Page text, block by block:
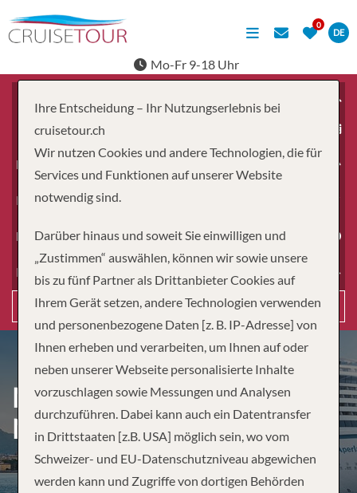
DE
Mo-Fr 9-18 Uhr
Erwachsene
Kinder
Dauer
Reiseart
Suchen
METROPOLEN &
NORWEGEN AB HAMBURG
Ihre Entscheidung – Ihr Nutzungserlebnis bei
cruisetour.ch
Wir nutzen Cookies und andere Technologien, die für
Services und Funktionen auf unserer Website
notwendig sind.
Darüber hinaus und soweit Sie einwilligen und
„Zustimmen“ auswählen, können wir sowie unsere
bis zu fünf Partner als Drittanbieter Cookies auf
Ihrem Gerät setzen, andere Technologien verwenden
und personenbezogene Daten [z. B. IP-Adresse] von
Ihnen erheben und verarbeiten, um Ihnen auf oder
neben unserer Webseite personalisierte Inhalte
vorzuschlagen sowie Messungen und Analysen
durchzuführen. Dabei kann auch ein Datentransfer
in Drittstaaten [z.B. USA] möglich sein, wo vom
Schweizer- und EU-Datenschutzniveau abgewichen
werden kann und Zugriffe von dortigen Behörden